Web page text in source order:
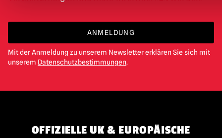
ANMELDUNG
Mit der Anmeldung zu unserem Newsletter erklären Sie sich mit
unserem Datenschutzbestimmungen.
OFFIZIELLE UK & EUROPÄISCHE